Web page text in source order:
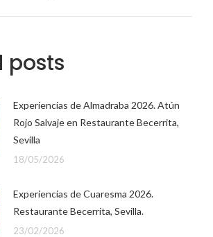
posts
Experiencias de Almadraba 2026. Atún
Rojo Salvaje en Restaurante Becerrita,
Sevilla
18/05/2026
Experiencias de Cuaresma 2026.
Restaurante Becerrita, Sevilla.
23/02/2026